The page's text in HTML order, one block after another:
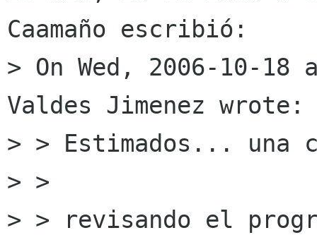
Caamaño escribió:
> On Wed, 2006-10-
Valdes Jimenez wrote:
> > Estimados... una
> >
> > revisando el